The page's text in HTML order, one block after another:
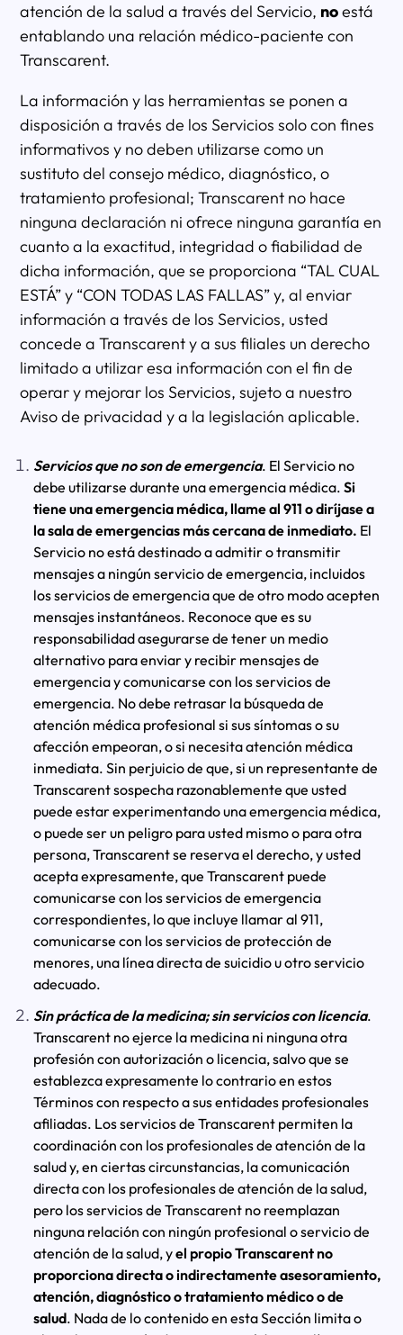
atención de la salud a través del Servicio, noestá
entablando una relación médico-paciente con
Transcarent.
La información y las herramientas se ponen a
disposición a través de los Servicios solo con fines
informativos y no deben utilizarse como un
sustituto del consejo médico, diagnóstico, o
tratamiento profesional; Transcarent no hace
ninguna declaración ni ofrece ninguna garantía en
cuanto a la exactitud, integridad o fiabilidad de
dicha información, que se proporciona “TAL CUAL
ESTÁ” y “CON TODAS LAS FALLAS” y, al enviar
información a través de los Servicios, usted
concede a Transcarent y a sus filiales un derecho
limitado a utilizar esa información con el fin de
operar y mejorar los Servicios, sujeto a nuestro
Aviso de privacidad y a la legislación aplicable.
Servicios que no son de emergencia. El Servicio no
debe utilizarse durante una emergencia médica.Si
tiene una emergencia médica, llame al 911 o diríjase a
la sala de emergencias más cercana de inmediato. El
Servicio no está destinado a admitir o transmitir
mensajes a ningún servicio de emergencia, incluidos
los servicios de emergencia que de otro modo acepten
mensajes instantáneos. Reconoce que es su
responsabilidad asegurarse de tener un medio
alternativo para enviar y recibir mensajes de
emergencia y comunicarse con los servicios de
emergencia. No debe retrasar la búsqueda de
atención médica profesional si sus síntomas o su
afección empeoran, o si necesita atención médica
inmediata. Sin perjuicio de que, si un representante de
Transcarent sospecha razonablemente que usted
puede estar experimentando una emergencia médica,
o puede ser un peligro para usted mismo o para otra
persona, Transcarent se reserva el derecho, y usted
acepta expresamente, que Transcarent puede
comunicarse con los servicios de emergencia
correspondientes, lo que incluye llamar al 911,
comunicarse con los servicios de protección de
menores, una línea directa de suicidio u otro servicio
adecuado.
Sin práctica de la medicina; sin servicios con licencia.
Transcarent no ejerce la medicina ni ninguna otra
profesión con autorización o licencia, salvo que se
establezca expresamente lo contrario en estos
Términos con respecto a sus entidades profesionales
afiliadas. Los servicios de Transcarent permiten la
coordinación con los profesionales de atención de la
salud y, en ciertas circunstancias, la comunicación
directa con los profesionales de atención de la salud,
pero los servicios de Transcarent no reemplazan
ninguna relación con ningún profesional o servicio de
atención de la salud, yel propio Transcarent no
proporciona directa o indirectamente asesoramiento,
atención, diagnóstico o tratamiento médico o de
salud. Nada de lo contenido en esta Sección limita o